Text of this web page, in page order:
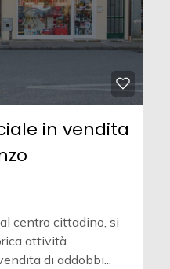
in vendita
centro cittadino, si
attività
di addobbi...